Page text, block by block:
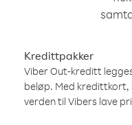
Kredittpakker
Viber Out-kreditt
beløp. Med kredittkort,
verden til Vibers lave